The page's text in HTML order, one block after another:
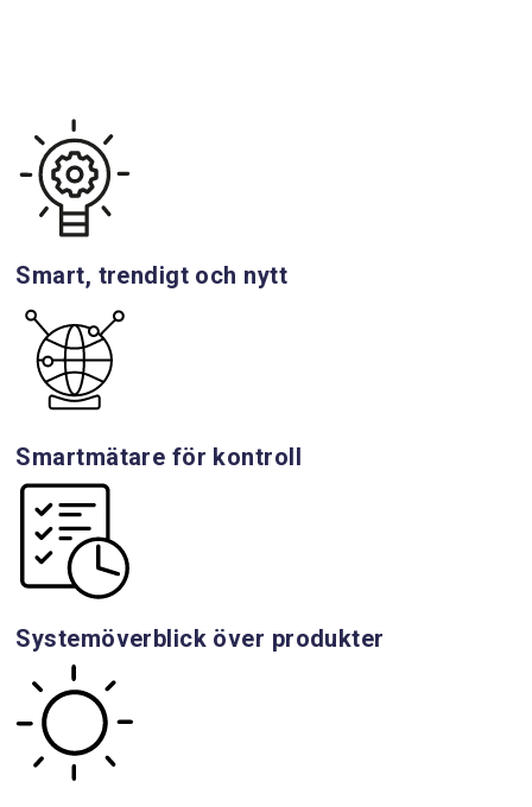
Smart, trendigt och nytt
Smartmätare för kontroll
Systemöverblick över produkter